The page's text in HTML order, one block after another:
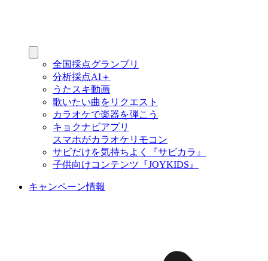
全国採点グランプリ
分析採点AI＋
うたスキ動画
歌いたい曲をリクエスト
カラオケで楽器を弾こう
キョクナビアプリ
スマホがカラオケリモコン
サビだけを気持ちよく『サビカラ』
子供向けコンテンツ『JOYKIDS』
キャンペーン情報